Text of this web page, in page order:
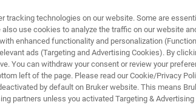
tracking technologies on our website. Some are
also use cookies to analyze the traffic on our website
enhanced functionality and personalization
ads (Targeting and Advertising Cookies). By
You can withdraw your consent or review your
left of the page. Please read our Cookie/Privacy
by default on Bruker website. This means
partners unless you activated Targeting &